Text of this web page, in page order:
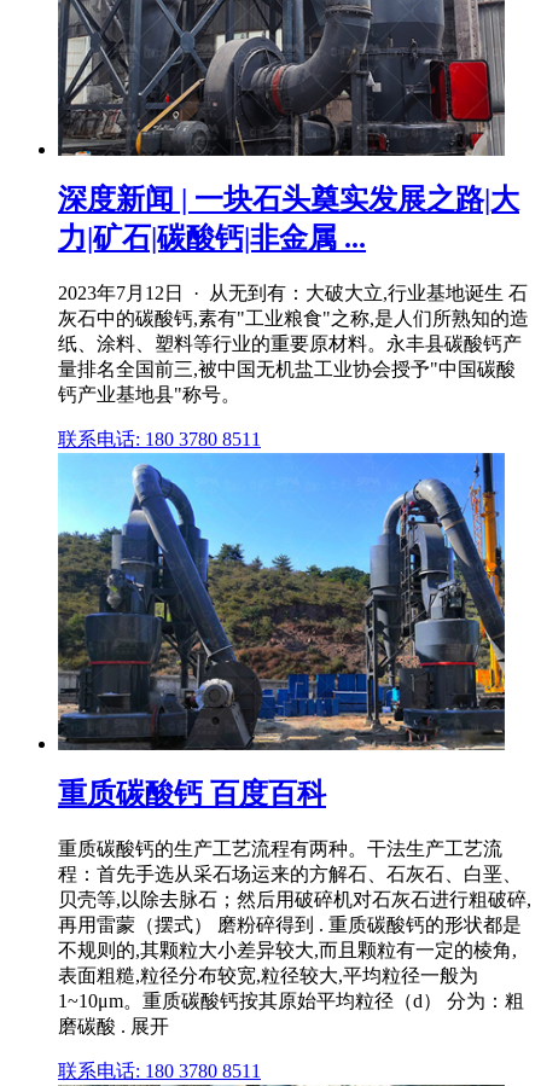
深度新闻 | 一块石头奠实发展之路|大
力|矿石|碳酸钙|非金属 ...
2023年7月12日 · 从无到有：大破大立,行业基地诞生 石
灰石中的碳酸钙,素有"工业粮食"之称,是人们所熟知的造
纸、涂料、塑料等行业的重要原材料。永丰县碳酸钙产
量排名全国前三,被中国无机盐工业协会授予"中国碳酸
钙产业基地县"称号。
联系电话: 180 3780 8511
重质碳酸钙 百度百科
重质碳酸钙的生产工艺流程有两种。干法生产工艺流
程：首先手选从采石场运来的方解石、石灰石、白垩、
贝壳等,以除去脉石；然后用破碎机对石灰石进行粗破碎,
再用雷蒙（摆式） 磨粉碎得到 . 重质碳酸钙的形状都是
不规则的,其颗粒大小差异较大,而且颗粒有一定的棱角,
表面粗糙,粒径分布较宽,粒径较大,平均粒径一般为
1~10μm。重质碳酸钙按其原始平均粒径（d） 分为：粗
磨碳酸 . 展开
联系电话: 180 3780 8511